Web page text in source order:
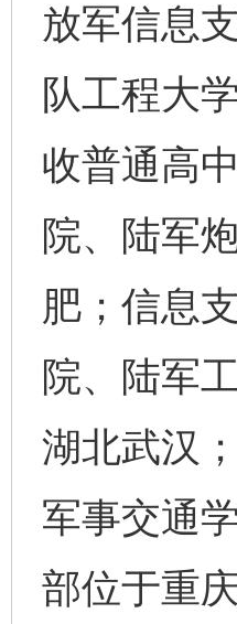
放军信息
队工程大
收普通高
院、陆军
肥；信息
院、陆军
湖北武汉
军事交通
部位于重
东山县通报“牛蛙产品抗生
千年窑火 生生